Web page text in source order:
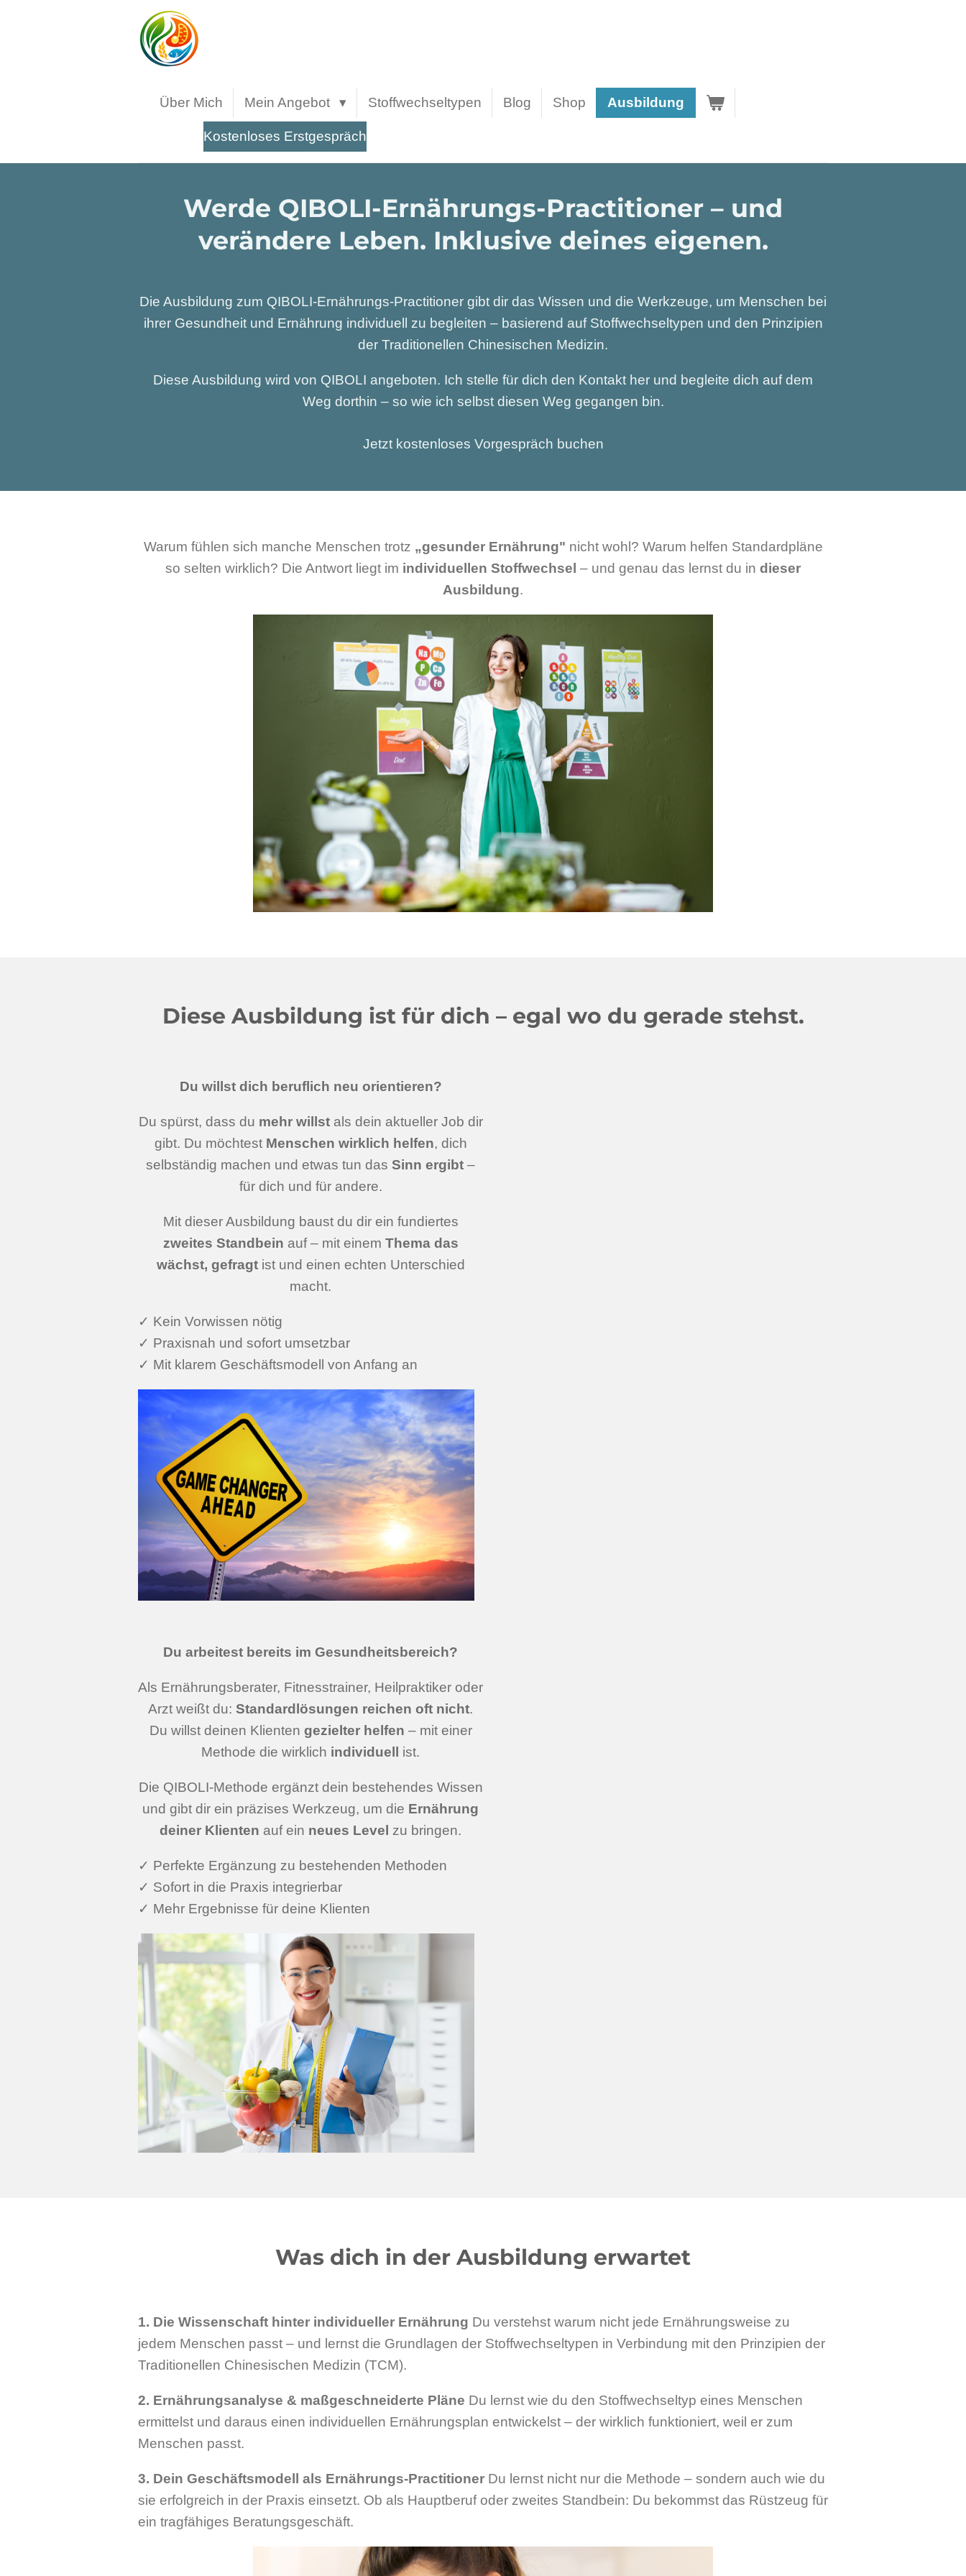
Über Mich Mein Angebot Stoffwechseltypen Blog Shop Ausbildung
Kostenloses Erstgespräch
Werde QIBOLI-Ernährungs-Practitioner – und
verändere Leben. Inklusive deines eigenen.
Die Ausbildung zum QIBOLI-Ernährungs-Practitioner gibt dir das Wissen und die Werkzeuge, um Menschen bei
ihrer Gesundheit und Ernährung individuell zu begleiten – basierend auf Stoffwechseltypen und den Prinzipien
der Traditionellen Chinesischen Medizin.
Diese Ausbildung wird von QIBOLI angeboten. Ich stelle für dich den Kontakt her und begleite dich auf dem
Weg dorthin – so wie ich selbst diesen Weg gegangen bin.
Jetzt kostenloses Vorgespräch buchen
Warum fühlen sich manche Menschen trotz „gesunder Ernährung" nicht wohl? Warum helfen Standardpläne
so selten wirklich? Die Antwort liegt im individuellen Stoffwechsel – und genau das lernst du in dieser
Ausbildung.
Diese Ausbildung ist für dich – egal wo du gerade stehst.
Du willst dich beruflich neu orientieren?
Du spürst, dass du mehr willstals dein aktueller Job dir
gibt. Du möchtest Menschen wirklich helfen, dich
selbständig machen und etwas tun das Sinn ergibt –
für dich und für andere.
Mit dieser Ausbildung baust du dir ein fundiertes
zweites Standbein auf – mit einem Thema das
wächst, gefragtist und einen echten Unterschied
macht.
✓ Kein Vorwissen nötig
✓ Praxisnah und sofort umsetzbar
✓ Mit klarem Geschäftsmodell von Anfang an
Du arbeitest bereits im Gesundheitsbereich?
Als Ernährungsberater, Fitnesstrainer, Heilpraktiker oder
Arzt weißt du: Standardlösungen reichen oft nicht.
Du willst deinen Klienten gezielter helfen – mit einer
Methode die wirklich individuell ist.
Die QIBOLI-Methode ergänzt dein bestehendes Wissen
und gibt dir ein präzises Werkzeug, um die Ernährung
deiner Klienten auf ein neues Level zu bringen.
✓ Perfekte Ergänzung zu bestehenden Methoden
✓ Sofort in die Praxis integrierbar
✓ Mehr Ergebnisse für deine Klienten
Was dich in der Ausbildung erwartet
1. Die Wissenschaft hinter individueller Ernährung Du verstehst warum nicht jede Ernährungsweise zu
jedem Menschen passt – und lernst die Grundlagen der Stoffwechseltypen in Verbindung mit den Prinzipien der
Traditionellen Chinesischen Medizin (TCM).
2. Ernährungsanalyse & maßgeschneiderte Pläne Du lernst wie du den Stoffwechseltyp eines Menschen
ermittelst und daraus einen individuellen Ernährungsplan entwickelst – der wirklich funktioniert, weil er zum
Menschen passt.
3. Dein Geschäftsmodell als Ernährungs-Practitioner Du lernst nicht nur die Methode – sondern auch wie du
sie erfolgreich in der Praxis einsetzt. Ob als Hauptberuf oder zweites Standbein: Du bekommst das Rüstzeug für
ein tragfähiges Beratungsgeschäft.